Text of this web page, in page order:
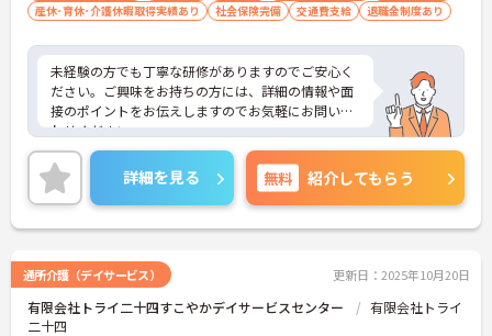
産休･育休･介護休暇取得実績あり
社会保険完備 交通費支給 退職金制度あり
未経験の方でも丁寧な研修がありますのでご安心く
ださい。ご興味をお持ちの方には、詳細の情報や面
接のポイントをお伝えしますのでお気軽にお問い合
わせください。
詳細を見る 無料 紹介してもらう
通所介護（デイサービス） 更新日：2025年10月20日
有限会社トライ二十四すこやかデイサービスセンター
有限会社トライ
二十四